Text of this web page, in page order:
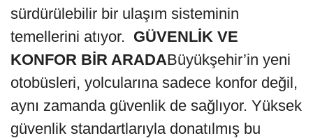
sürdürülebilir bir ulaşım sisteminin
temellerini atıyor. GÜVENLİK VE
KONFOR BİR ARADABüyükşehir’in yeni
otobüsleri, yolcularına sadece konfor değil,
aynı zamanda güvenlik de sağlıyor. Yüksek
güvenlik standartlarıyla donatılmış bu